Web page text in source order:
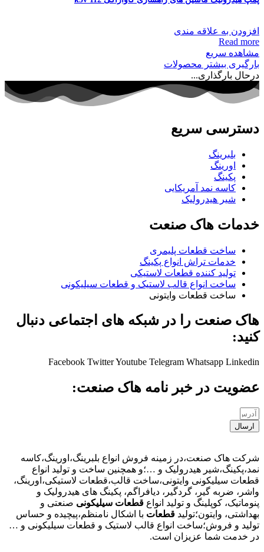
افزودن به علاقه مندی
Read more
مشاهده سریع
بارگیری بیشتر محصولات
درحال بارگذاری...
دسترسی سریع
بلبرینگ
اورینگ
پکینگ
کاسه نمد آمریکایی
شیر هیدرولیک
خدمات هاک صنعت
ساخت قطعات پلیمری
خدمات تراش انواع پکینگ
تولید کننده قطعات لاستیکی
ساخت انواع قالب لاستیک و قطعات سیلیکونی
ساخت قطعات وایتونی
هاک صنعت را در شبکه های اجتماعی دنبال
کنید:
Facebook TwitterYoutube Telegram Whatsapp Linkedin
عضویت در خبر نامه هاک صنعت:
ارسال
شرکت هاک صنعت،در زمینه فروش انواع بلبرینگ،اورینگ،کاسه
نمد،پکینگ،شیر هیدرولیک و …؛و همچنین ساخت و تولید انواع
قطعات سیلیکونی وایتونی،ساخت قالب،قطعات لاستیکی،اورینگ،
واشر، ضربه گیر، گردگیر، دیافراگم، پکینگ های هیدرولیک و
پنوماتیک، کوپلینگ و تولید انواع قطعات سیلیکونی صنعتی و
بهداشتی، وایتون؛تولید قطعات با اشکال نامنظم،پیچیده و حساس
تولید و فروش؛ساخت انواع قالب لاستیک و قطعات سیلیکونی و …
در خدمت شما عزیزان است.